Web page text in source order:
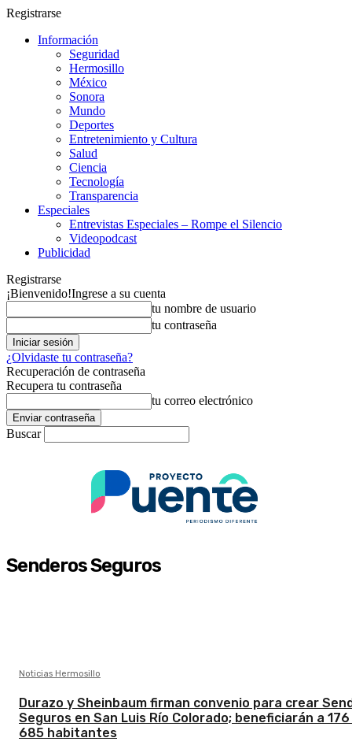
Registrarse
Información
Seguridad
Hermosillo
México
Sonora
Mundo
Deportes
Entretenimiento y Cultura
Salud
Ciencia
Tecnología
Transparencia
Especiales
Entrevistas Especiales – Rompe el Silencio
Videopodcast
Publicidad
Registrarse
¡Bienvenido!Ingrese a su cuenta
tu nombre de usuario
tu contraseña
¿Olvidaste tu contraseña?
Recuperación de contraseña
Recupera tu contraseña
tu correo electrónico
Buscar
Senderos Seguros
Noticias Hermosillo
Durazo y Sheinbaum firman convenio para crear
Seguros en San Luis Río Colorado; beneficiarán a 176
685 habitantes